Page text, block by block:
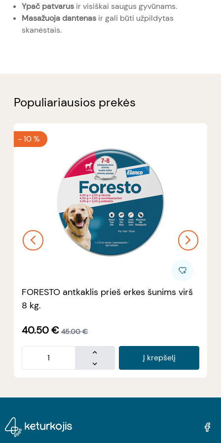
Ypač patvarus ir visiškai saugus gyvūnams.
Masažuoja dantenas ir gali būti užpildytas
skanėstais.
Populiariausios prekės
-10 %
FORESTO antkaklis prieš erkes šunims virš
8 kg.
40.50€ 45.00 €
Į krepšelį